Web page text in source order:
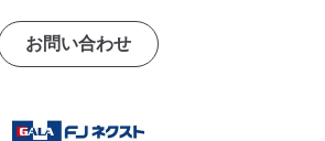
お問い合わせ